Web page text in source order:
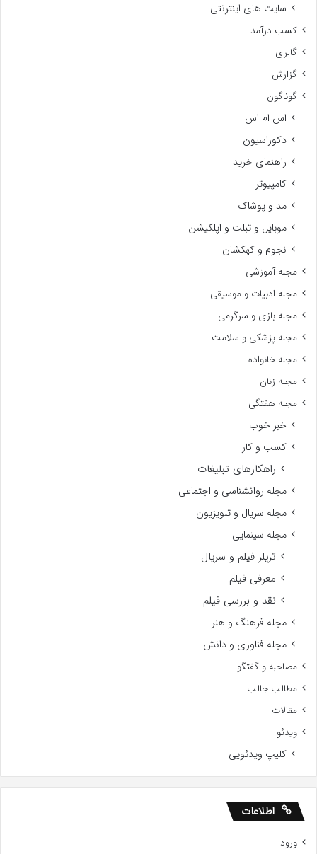
سایت های اینترنتی
کسب درآمد
گالری
گزارش
گوناگون
اس ام اس
دکوراسیون
راهنمای خرید
کامپیوتر
مد و پوشاک
موبایل و تبلت و اپلکیشن
نجوم و کهکشان
مجله آموزشی
مجله ادبیات و موسیقی
مجله بازی و سرگرمی
مجله پزشکی و سلامت
مجله خانواده
مجله زنان
مجله هفتگی
خبر خوب
کسب و کار
راهکارهای تبلیغات
مجله روانشناسی و اجتماعی
مجله سریال و تلویزیون
مجله سینمایی
تریلر فیلم و سریال
معرفی فیلم
نقد و بررسی فیلم
مجله فرهنگ و هنر
مجله فناوری و دانش
مصاحبه و گفتگو
مطالب جالب
مقالات
ویدئو
کلیپ ویدئویی
اطلاعات
ورود